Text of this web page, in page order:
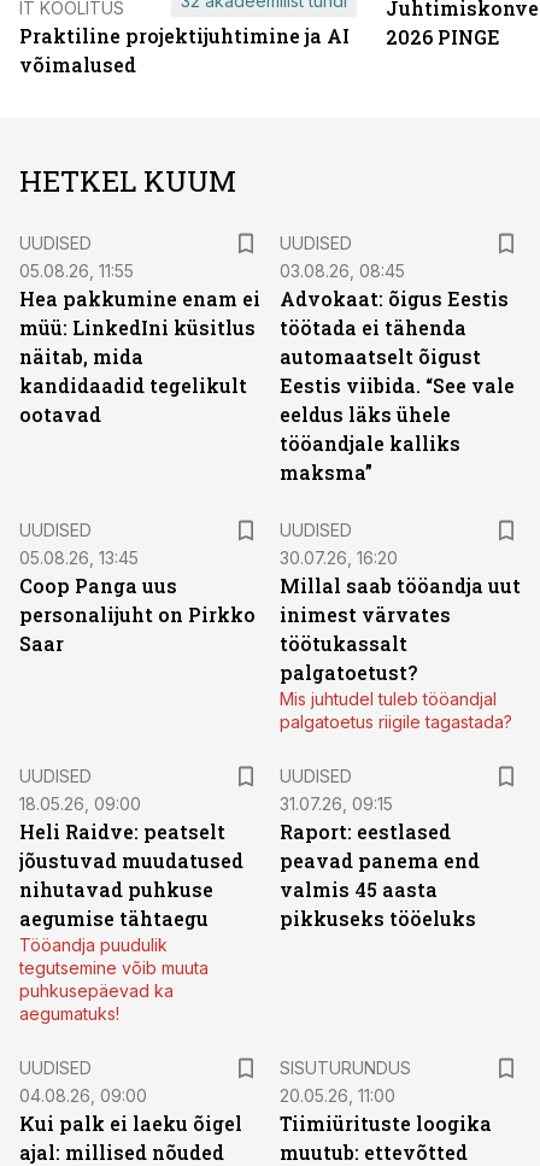
IT KOOLITUS
Praktiline projektijuhtimine ja AI
võimalused
2026 PINGE
HETKEL KUUM
UUDISED
05.08.26, 11:55
Hea pakkumine enam ei
müü: LinkedIni küsitlus
näitab, mida
kandidaadid tegelikult
ootavad
UUDISED
03.08.26, 08:45
Advokaat: õigus Eestis
töötada ei tähenda
automaatselt õigust
Eestis viibida. “See vale
eeldus läks ühele
tööandjale kalliks
maksma”
UUDISED
05.08.26, 13:45
Coop Panga uus
personalijuht on Pirkko
Saar
UUDISED
30.07.26, 16:20
Millal saab tööandja uut
inimest värvates
töötukassalt
palgatoetust?
Mis juhtudel tuleb tööandjal
palgatoetus riigile tagastada?
UUDISED
18.05.26, 09:00
Heli Raidve: peatselt
jõustuvad muudatused
nihutavad puhkuse
aegumise tähtaegu
Tööandja puudulik
tegutsemine võib muuta
puhkusepäevad ka
aegumatuks!
UUDISED
31.07.26, 09:15
Raport: eestlased
peavad panema end
valmis 45 aasta
pikkuseks tööeluks
UUDISED
04.08.26, 09:00
Kui palk ei laeku õigel
ajal: millised nõuded
SISUTURUNDUS
20.05.26, 11:00
Tiimiürituste loogika
muutub: ettevõtted